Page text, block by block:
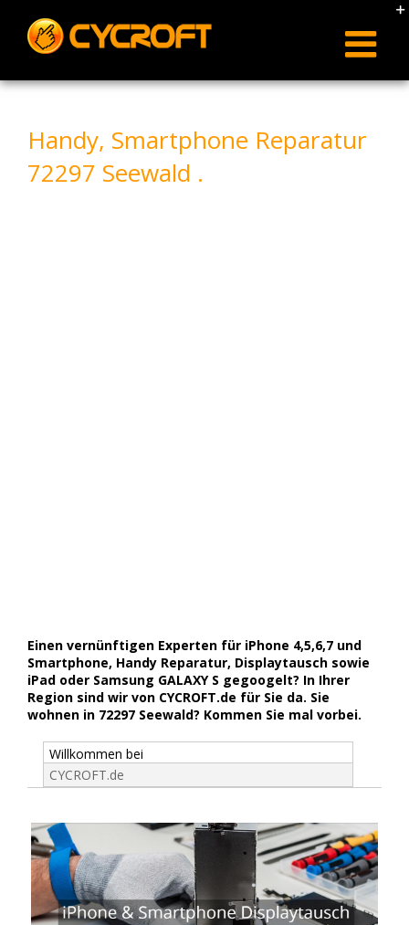
content
Handy, Smartphone Reparatur
72297 Seewald .
Einen vernünftigen Experten für iPhone 4,5,6,7 und
Smartphone, Handy Reparatur, Displaytausch sowie
iPad oder Samsung GALAXY S gegoogelt? In Ihrer
Region sind wir von CYCROFT.de für Sie da. Sie
wohnen in 72297 Seewald? Kommen Sie mal vorbei.
Willkommen bei
CYCROFT.de